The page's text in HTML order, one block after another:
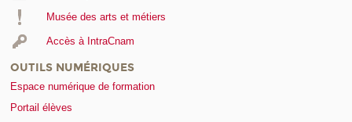
Musée des arts et métiers
Accès à IntraCnam
OUTILS NUMÉRIQUES
Espace numérique de formation
Portail élèves